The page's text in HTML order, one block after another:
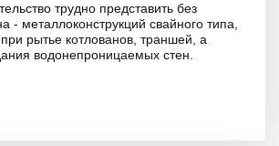
трудно представить без
- металлоконструкций свайного типа,
рытье котлованов, траншей, а
водонепроницаемых стен.